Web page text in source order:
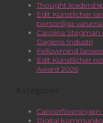
Thought
Edit Künstlicher
personliga
Carolina
Dagens Industri
Fellowmind
Edit Künstlicher
Award 2026
Cancerföreningen
Digital